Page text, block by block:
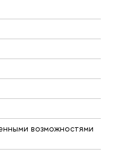
возможностями